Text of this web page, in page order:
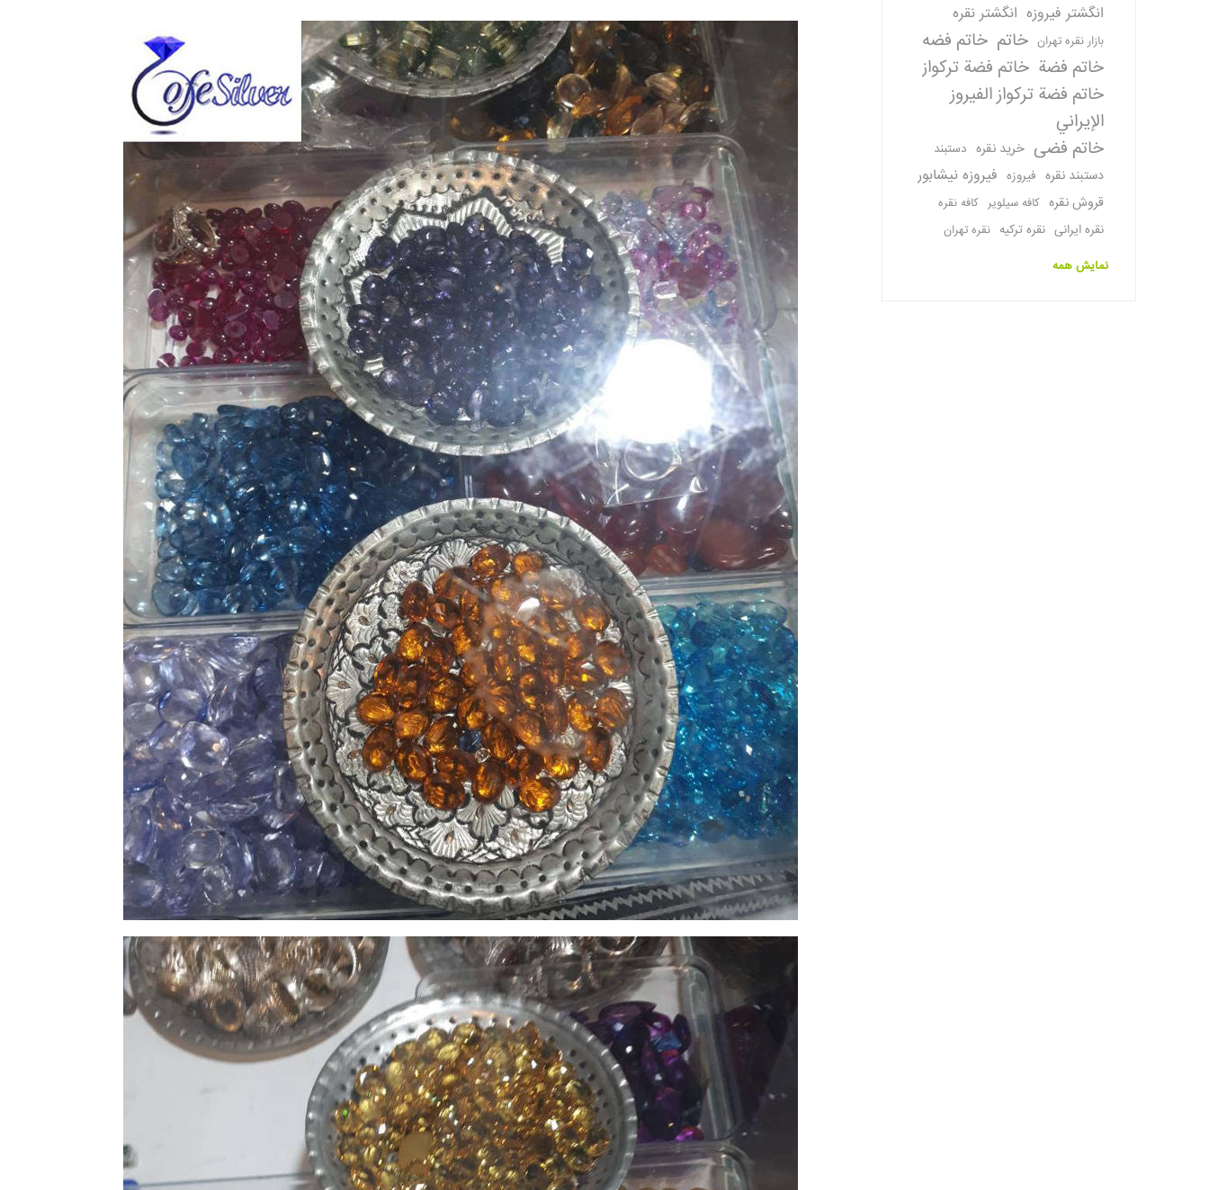
انگشتر فیروزه انگشتر نقره
بازار نقره تهران خاتم خاتم فضه
خاتم فضة خاتم فضة تركواز
خاتم فضة تركواز الفيروز
الإيراني
خاتم فضی خرید نقره دستبند
دستبند نقره فیروزه فیروزه نیشابور
قروش نقره کافه سیلویر کافه نقره
نقره ایرانی نقره ترکیه نقره تهران
نمایش همه